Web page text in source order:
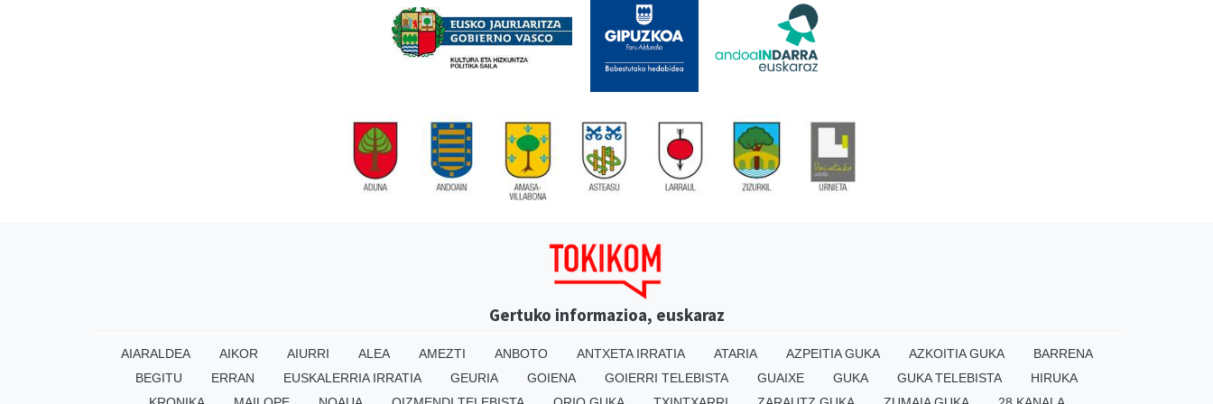
Gertuko informazioa, euskaraz
AIARALDEA AIKOR AIURRI ALEA AMEZTI ANBOTO ANTXETA IRRATIA ATARIA AZPEITIA GUKA AZKOITIA GUKA
BARRENA
BEGITU
ERRAN EUSKALERRIA IRRATIA GEURIA GOIENA GOIERRI TELEBISTA GUAIXE GUKA GUKA TELEBISTA
HIRUKA